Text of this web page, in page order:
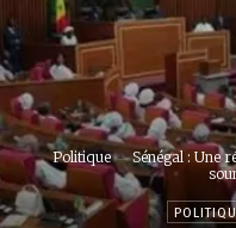
Politique
Sénégal : Une